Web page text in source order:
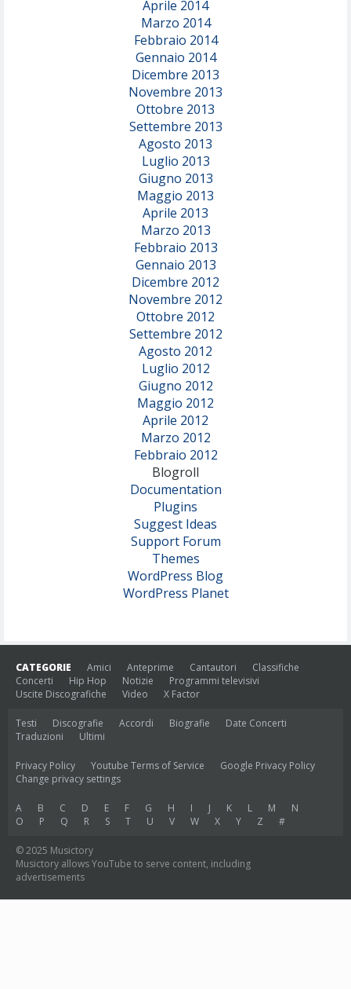
Aprile 2014
Marzo 2014
Febbraio 2014
Gennaio 2014
Dicembre 2013
Novembre 2013
Ottobre 2013
Settembre 2013
Agosto 2013
Luglio 2013
Giugno 2013
Maggio 2013
Aprile 2013
Marzo 2013
Febbraio 2013
Gennaio 2013
Dicembre 2012
Novembre 2012
Ottobre 2012
Settembre 2012
Agosto 2012
Luglio 2012
Giugno 2012
Maggio 2012
Aprile 2012
Marzo 2012
Febbraio 2012
Blogroll
Documentation
Plugins
Suggest Ideas
Support Forum
Themes
WordPress Blog
WordPress Planet
CATEGORIE Amici Anteprime Cantautori
Classifiche
Concerti
Hip Hop Notizie
Programmi televisivi
Uscite Discografiche
Video X Factor
Testi Discografie Accordi Biografie
Date Concerti
Traduzioni
Ultimi
Privacy Policy Youtube Terms of Service
Google Privacy Policy
Change privacy settings
A B C D E F G H I J K L M
N
O
P Q R S T U V W X Y Z #
© 2025 Musictory
Musictory allows YouTube to serve content, including
advertisements